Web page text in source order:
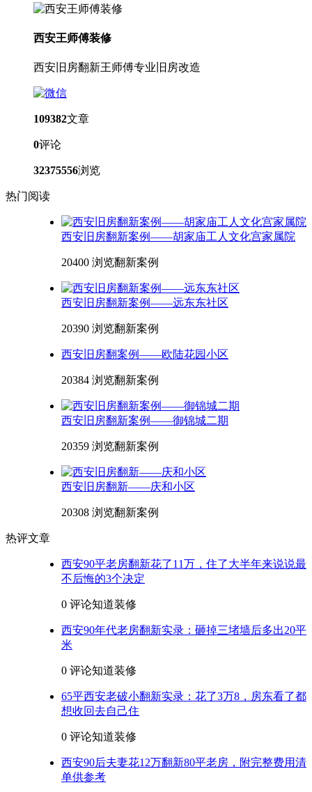
西安王师傅装修
西安旧房翻新王师傅专业旧房改造
109382文章
0评论
32375556浏览
热门阅读
西安旧房翻新案例——胡家庙工人文化宫家属院
20400 浏览翻新案例
西安旧房翻新案例——远东东社区
20390 浏览翻新案例
西安旧房翻案例——欧陆花园小区
20384 浏览翻新案例
西安旧房翻新案例——御锦城二期
20359 浏览翻新案例
西安旧房翻新——庆和小区
20308 浏览翻新案例
热评文章
西安90平老房翻新花了11万，住了大半年来说说最
不后悔的3个决定
0 评论知道装修
西安90年代老房翻新实录：砸掉三堵墙后多出20平
米
0 评论知道装修
65平西安老破小翻新实录：花了3万8，房东看了都
想收回去自己住
0 评论知道装修
西安90后夫妻花12万翻新80平老房，附完整费用清
单供参考